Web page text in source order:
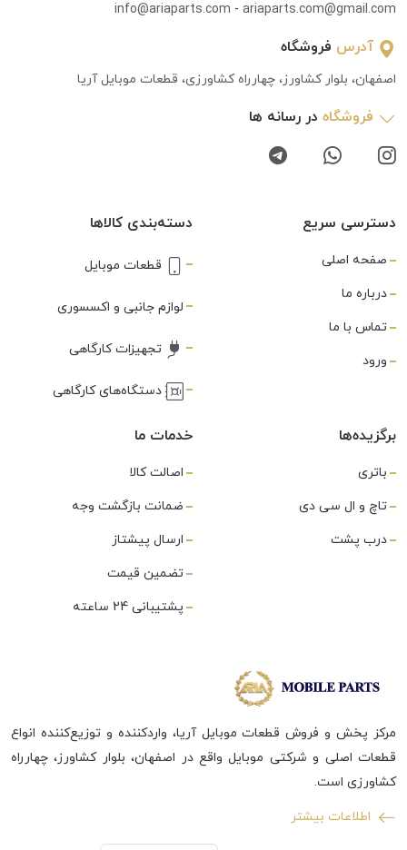
info@ariaparts.com - ariaparts.com@gmail.com
آدرس فروشگاه
اصفهان، بلوار کشاورز، چهارراه کشاورزی، قطعات موبایل آریا
فروشگاه در رسانه ها
دسترسی سریع
صفحه اصلی
درباره ما
تماس با ما
ورود
دسته‌بندی کالاها
قطعات موبایل
لوازم جانبی و اکسسوری
تجهیزات کارگاهی
دستگاه‌های کارگاهی
برگزیده‌ها
باتری
تاچ و ال سی دی
درب پشت
خدمات ما
اصالت کالا
ضمانت بازگشت وجه
ارسال پیشتاز
تضمین قیمت
پشتیبانی 24 ساعته
مرکز پخش و فروش قطعات موبایل آریا، واردکننده و توزیع‌کننده انواع
قطعات اصلی و شرکتی موبایل واقع در اصفهان، بلوار کشاورز، چهارراه
کشاورزی است.
اطلاعات بیشتر